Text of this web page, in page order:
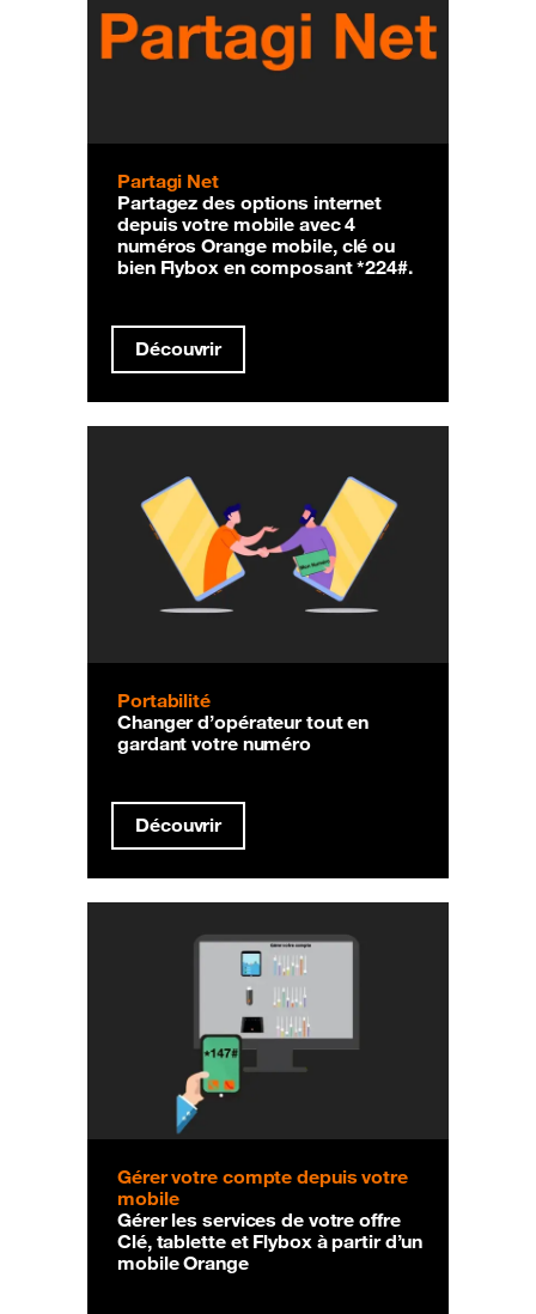
Partagi Net
Partagez des options internet
depuis votre mobile avec 4
numéros Orange mobile, clé ou
bien Flybox en composant *224#.
Découvrir
Portabilité
Changer d’opérateur tout en
gardant votre numéro
Découvrir
Gérer votre compte depuis votre
mobile
Gérer les services de votre offre
Clé, tablette et Flybox à partir d’un
mobile Orange